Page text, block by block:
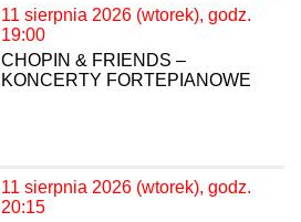
11 sierpnia 2026 (wtorek), godz.
19:00
CHOPIN & FRIENDS –
KONCERTY FORTEPIANOWE
11 sierpnia 2026 (wtorek), godz.
20:15